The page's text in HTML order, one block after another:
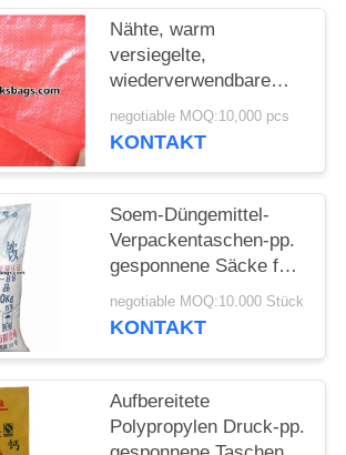
Nähte, warm
versiegelte,
wiederverwendbare
Polypropylenbeutel für
wiederverwendbare
negotiable MOQ:10,000 pcs
KONTAKT
Soem-Düngemittel-
Verpackentaschen-pp.
gesponnene Säcke für
verpackendes
Ammoniumnitrat
negotiable MOQ:10.000 Stück
KONTAKT
Aufbereitete
Polypropylen Druck-pp.